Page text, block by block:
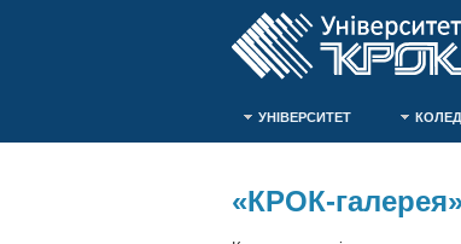
УНІВЕРСИТЕТ
«КРОК-